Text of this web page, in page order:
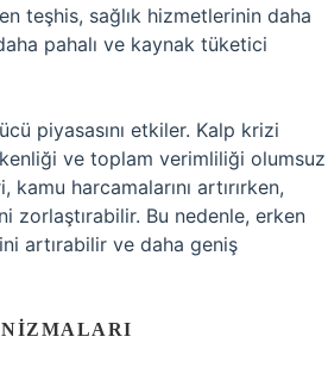
teşhis, sağlık hizmetlerinin daha
pahalı ve kaynak tüketici
piyasasını etkiler. Kalp krizi
ve toplam verimliliği olumsuz
harcamalarını artırırken,
zorlaştırabilir. Bu nedenle, erken
artırabilir ve daha geniş